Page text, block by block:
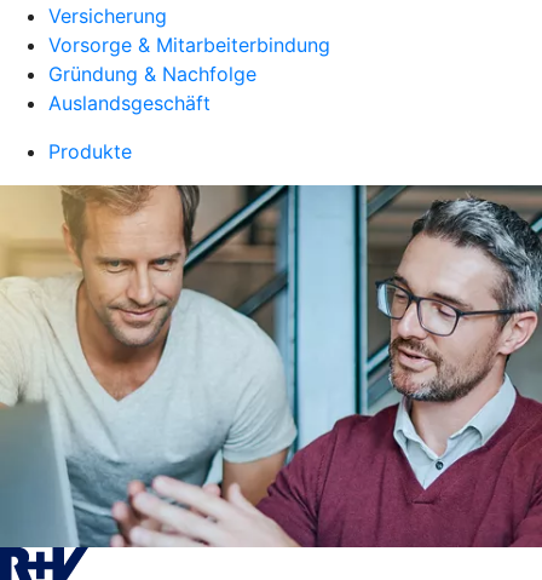
Versicherung
Vorsorge & Mitarbeiterbindung
Gründung & Nachfolge
Auslandsgeschäft
Produkte